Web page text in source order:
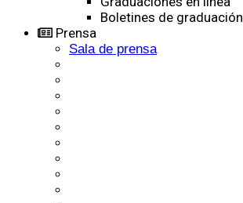
Boletines de graduación
Prensa
Sala de prensa